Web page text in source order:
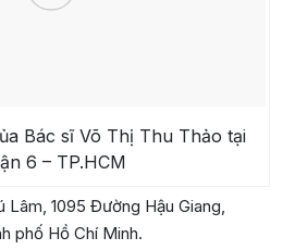
Bác sĩ Võ Thị Thu Thảo tại
6 – TP.HCM
1095 Đường Hậu Giang,
phố Hồ Chí Minh.